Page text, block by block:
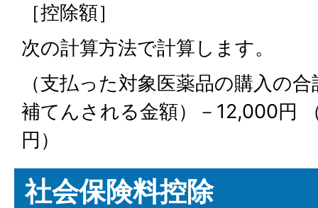
［控除額］
次の計算方法で計算します。
（支払った対象医薬品の購入の
補てんされる金額）－12,000円
円）
社会保険料控除